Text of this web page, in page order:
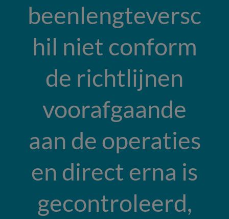
beenlengteversc
hil niet conform
de richtlijnen
voorafgaande
aan de operaties
en direct erna is
gecontroleerd,